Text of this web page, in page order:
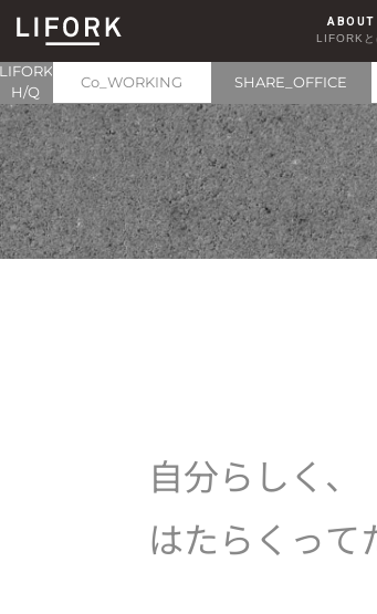
ABOUT
LIFORKと
SHARE OFFICE
シェアオフィス
H/Q
Co_WORKING SHARE_OFFICE
自分ら しく 、
はたら く って